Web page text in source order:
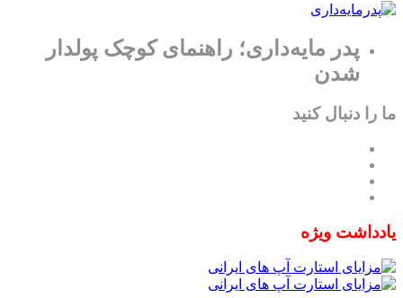
پدر مایه‌داری؛ راهنمای کوچک پولدار
شدن
ما را دنبال کنید
یادداشت ویژه